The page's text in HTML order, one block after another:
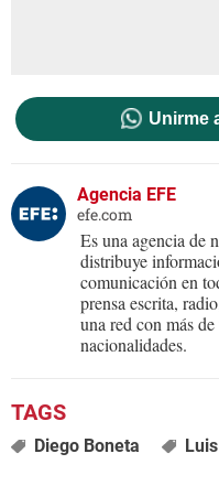
Unirme
Agencia EFE
efe.com
Es una agencia de
distribuye
comunicación en
prensa escrita,
una red con más
nacionalidades.
Diego Boneta